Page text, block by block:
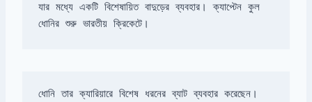
যার মধ্যে একটি বিশেষায়িত বাদুড়ের ব্যবহার। ক্যাপ্টেন কুল
ধোনির শুরু ভারতীয় ক্রিকেটে।
ধোনি তার ক্যারিয়ারে বিশেষ ধরনের ব্যাট ব্যবহার করেছেন।